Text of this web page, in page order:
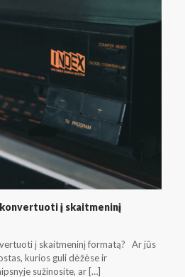
į skaitmeninį
į skaitmeninį formatą? Ar jūs
kurios guli dėžėse ir
sužinosite, ar […]